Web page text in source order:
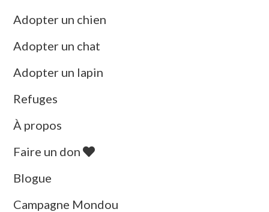
Adopter un chien
Adopter un chat
Adopter un lapin
Refuges
À propos
Faire un don
Blogue
Campagne Mondou